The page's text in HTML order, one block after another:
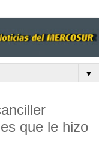
▼
que le hizo